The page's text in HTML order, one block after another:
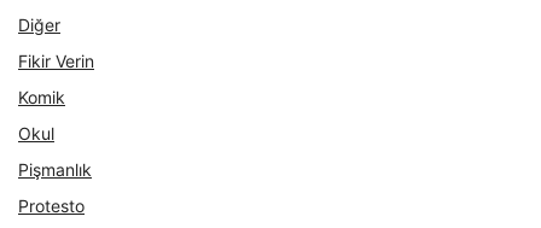
Diğer
Fikir Verin
Komik
Okul
Pişmanlık
Protesto